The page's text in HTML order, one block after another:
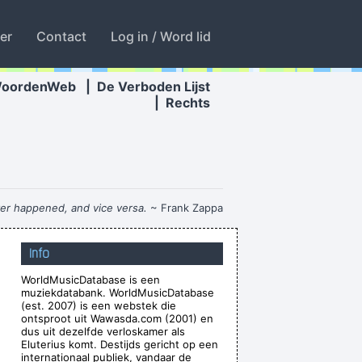
Contact Log in / Word lid
De Verboden Lijst
Rechts
happened, and vice versa. ~ Frank Zappa
mysterious power to create a new human
race of laughing freemen
Chaos is a friend of mine.
WautersTijdens een interview over de film
"Intensive Care"
We are bigger than Jesus~ John Lennon
Info
WorldMusicDatabase is een
muziekdatabank. WorldMusicDatabase
(est. 2007) is een webstek die
ontsproot uit Wawasda.com (2001) en
dus uit dezelfde verloskamer als
Eluterius komt. Destijds gericht op een
internationaal publiek, vandaar de